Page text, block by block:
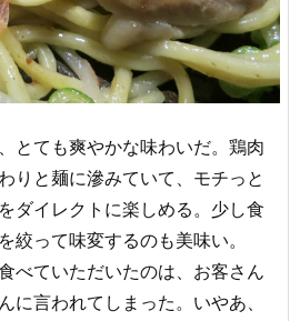
とても爽やかな味わいだ。鶏肉
りと麺に滲みていて、モチっと
ダイレクトに楽しめる。少し食
絞って味変するのも美味い。
べていただいたのは、お客さん
に言われてしまった。いやあ、